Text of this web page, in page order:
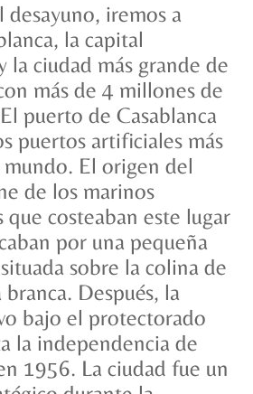
desayuno, iremos a
la capital
la ciudad más grande de
más de 4 millones de
puerto de Casablanca
puertos artificiales más
El origen del
de los marinos
que costeaban este lugar
por una pequeña
sobre la colina de
branca. Después, la
bajo el protectorado
la independencia de
1956. La ciudad fue un